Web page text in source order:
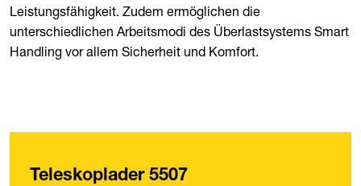
Leistungsfähigkeit. Zudem ermöglichen die
unterschiedlichen Arbeitsmodi des Überlastsystems Smart
Handling vor allem Sicherheit und Komfort.
Teleskoplader 5507